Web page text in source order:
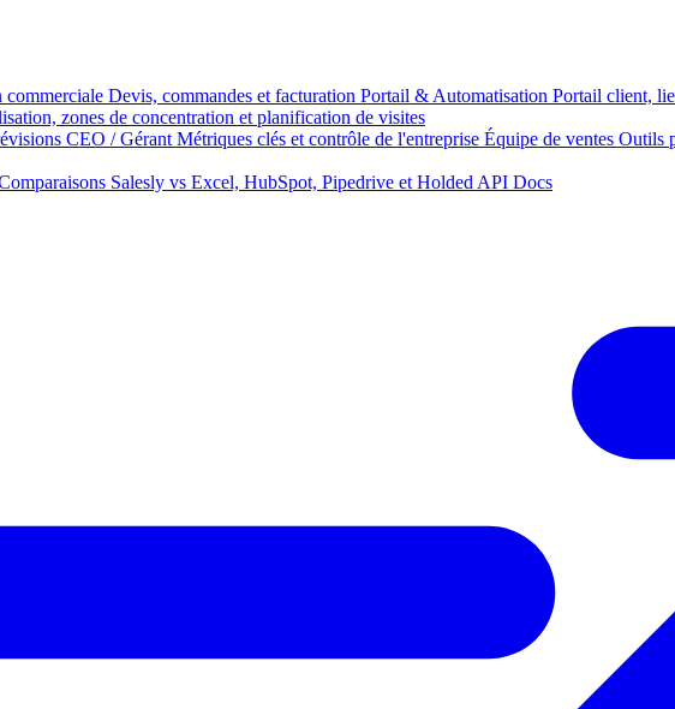
commerciale Devis, commandes et facturation Portail & Automatisation Portail client,
zones de concentration et planification de visites
CEO / Gérant Métriques clés et contrôle de l'entreprise Équipe de ventes Outils
Salesly vs Excel, HubSpot, Pipedrive et Holded API Docs